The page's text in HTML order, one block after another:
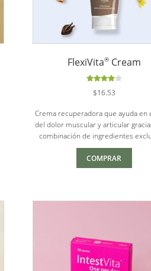
FlexiVita®Cream
con
$16.53
Crema recuperadora que ayuda en
del dolor muscular y articular
combinación de ingredientes
COMPRAR